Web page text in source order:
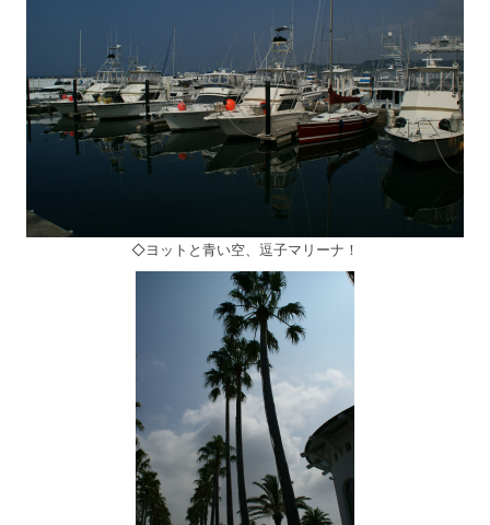
◇ヨットと青い空、逗子マリーナ！